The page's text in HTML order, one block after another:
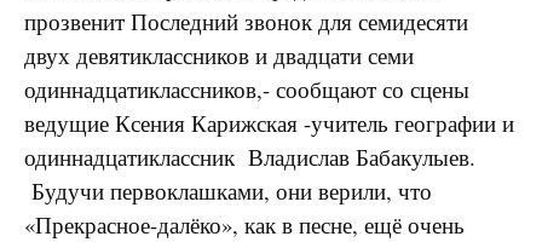
прозвенит Последний звонок для семидесяти
двух девятиклассников и двадцати семи
одиннадцатиклассников,- сообщают со сцены
ведущие Ксения Карижская -учитель географии и
одиннадцатиклассник Владислав Бабакулыев.
Будучи первоклашками, они верили, что
«Прекрасное-далёко», как в песне, ещё очень